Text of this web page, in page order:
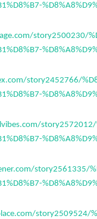
story2500230/
story2452766/
story2572012/
story2561335/
story2509524/